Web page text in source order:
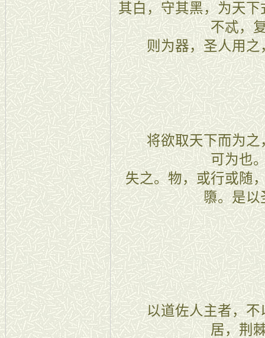
其白，守其黑，为天
不忒，
则为器，圣人用
二十九
将欲取天下而为之，
可为也
失之。物，或行或随
隳。是以
三十
以道佐人主者，不以
居，荆